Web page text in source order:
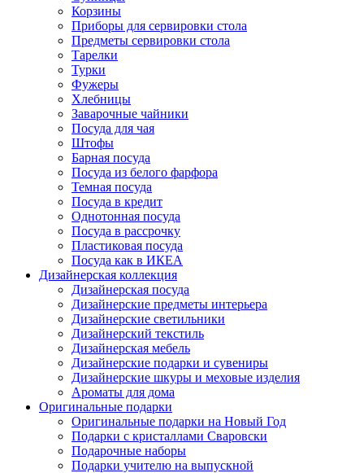
Корзины
Приборы для сервировки стола
Предметы сервировки стола
Тарелки
Турки
Фужеры
Хлебницы
Заварочные чайники
Посуда для чая
Штофы
Барная посуда
Посуда из белого фарфора
Темная посуда
Посуда в кредит
Однотонная посуда
Посуда в рассрочку
Пластиковая посуда
Посуда как в ИКЕА
Дизайнерская коллекция
Дизайнерская посуда
Дизайнерские предметы интерьера
Дизайнерские светильники
Дизайнерский текстиль
Дизайнерская мебель
Дизайнерские подарки и сувениры
Дизайнерские шкуры и меховые изделия
Ароматы для дома
Оригинальные подарки
Оригинальные подарки на Новый Год
Подарки с кристаллами Сваровски
Подарочные наборы
Подарки учителю на выпускной